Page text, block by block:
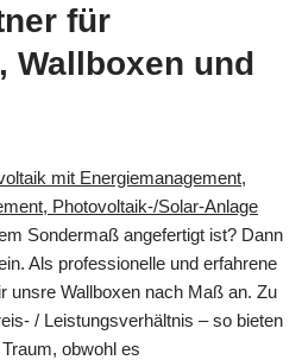
für
Wallboxen und
mit Energiemanagement,
Photovoltaik-/Solar-Anlage
Sondermaß angefertigt ist? Dann
Als professionelle und erfahrene
unsre Wallboxen nach Maß an. Zu
/ Leistungsverhältnis – so bieten
obwohl es